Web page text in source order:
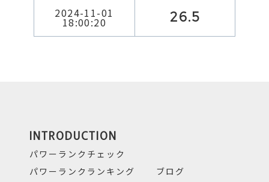
2024-11-01
18:00:20 26.5
INTRODUCTION
パワーランクチェック
パワーランクランキング
ブログ